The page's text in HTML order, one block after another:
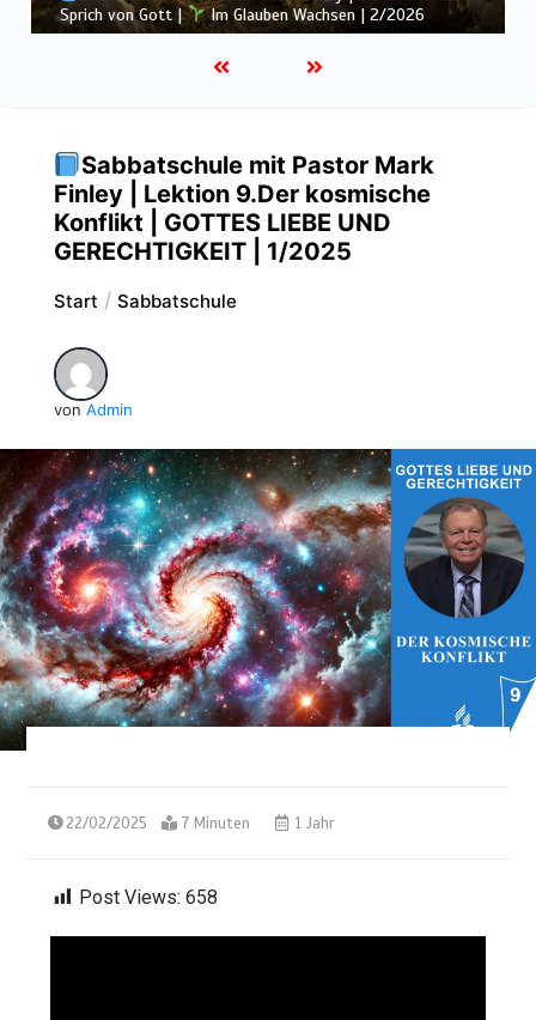
Rückschläge |
Im Glauben Wachsen | 2/2026
Sabbatschule mit Pastor Mark
Finley | Lektion 9.Der kosmische
Konflikt | GOTTES LIEBE UND
GERECHTIGKEIT | 1/2025
Start Sabbatschule
von Admin
22/02/2025 7 Minuten 1 Jahr
Post Views: 658